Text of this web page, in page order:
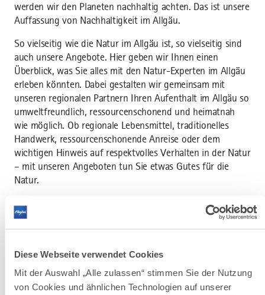
Diese Webseite verwendet Cookies
Mit der Auswahl „Alle zulassen“ stimmen Sie der Nutzung
von Cookies und ähnlichen Technologien auf unserer
werden wir den Planeten nachhaltig achten. Das ist unsere
Auffassung von Nachhaltigkeit im Allgäu.
So vielseitig wie die Natur im Allgäu ist, so vielseitig sind
auch unsere Angebote. Hier geben wir Ihnen einen
Überblick, was Sie alles mit den Natur-Experten im Allgäu
erleben könnten. Dabei gestalten wir gemeinsam mit
unseren regionalen Partnern Ihren Aufenthalt im Allgäu so
umweltfreundlich, ressourcenschonend und heimatnah
wie möglich. Ob regionale Lebensmittel, traditionelles
Handwerk, ressourcenschonende Anreise oder dem
wichtigen Hinweis auf respektvolles Verhalten in der Natur
– mit unseren Angeboten tun Sie etwas Gutes für die
Natur.
Den genauen Ablauf der Pressereise entnehmen Sie bitte
dem beigefügten Programm. Wir organisieren gerne
LINK PER MAIL VERSENDEN